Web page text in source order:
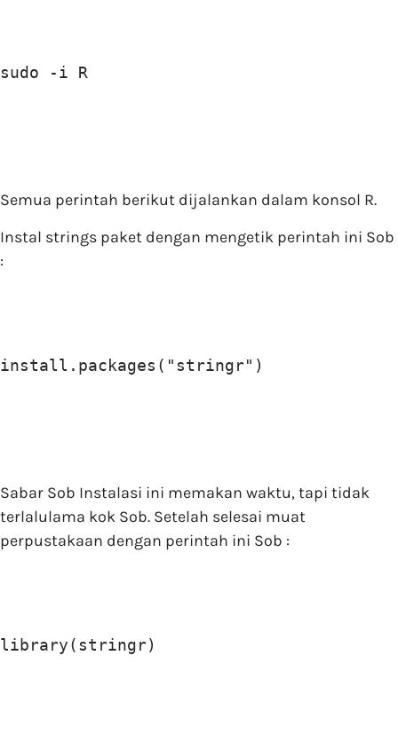
sudo -i R
Semua perintah berikut dijalankan dalam konsol R.
Instal strings paket dengan mengetik perintah ini Sob
:
install.packages("stringr")
Sabar Sob Instalasi ini memakan waktu, tapi tidak
terlalulama kok Sob. Setelah selesai muat
perpustakaan dengan perintah ini Sob :
library(stringr)